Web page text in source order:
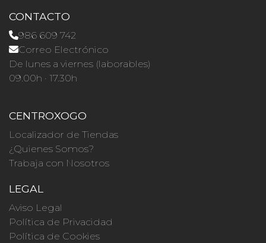
CONTACTO
986 609 742
Correo Electrónico
De lunes a viernes (laborables)
09.00h · 17.30h
CENTROXOGO
Localizador de Tiendas
¿Quienes Somos?
Trabaja con Nosotros
LEGAL
Aviso Legal
Política de Privacidad
Política de Cookies